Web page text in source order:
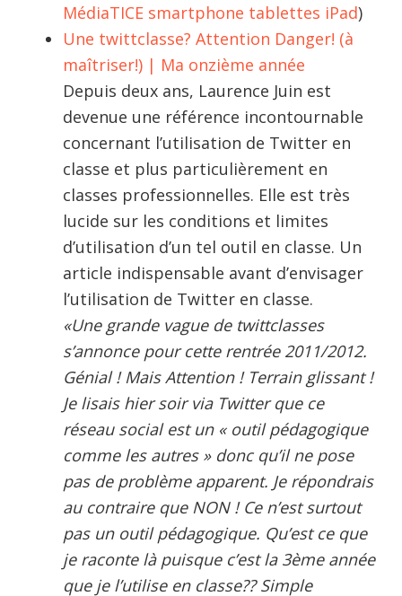
MédiaTICE smartphone tablettes iPad)
Une twittclasse? Attention Danger! (à
maîtriser!) | Ma onzième année
Depuis deux ans, Laurence Juin est
devenue une référence incontournable
concernant l’utilisation de Twitter en
classe et plus particulièrement en
classes professionnelles. Elle est très
lucide sur les conditions et limites
d’utilisation d’un tel outil en classe. Un
article indispensable avant d’envisager
l’utilisation de Twitter en classe.
«Une grande vague de twittclasses
s’annonce pour cette rentrée 2011/2012.
Génial ! Mais Attention ! Terrain glissant !
Je lisais hier soir via Twitter que ce
réseau social est un « outil pédagogique
comme les autres » donc qu’il ne pose
pas de problème apparent. Je répondrais
au contraire que NON ! Ce n’est surtout
pas un outil pédagogique. Qu’est ce que
je raconte là puisque c’est la 3ème année
que je l’utilise en classe?? Simple